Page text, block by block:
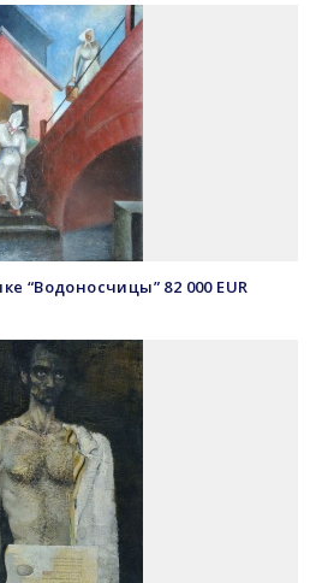
“Водоносчицы” 82 000 EUR